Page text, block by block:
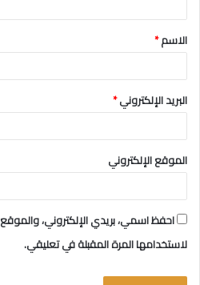
ق
*
الاسم*
البريد الإلكتروني*
الموقع الإلكتروني
احفظ اسمي، بريدي الإلكتروني،
لاستخدامها المرة المقبلة في تعليقي.